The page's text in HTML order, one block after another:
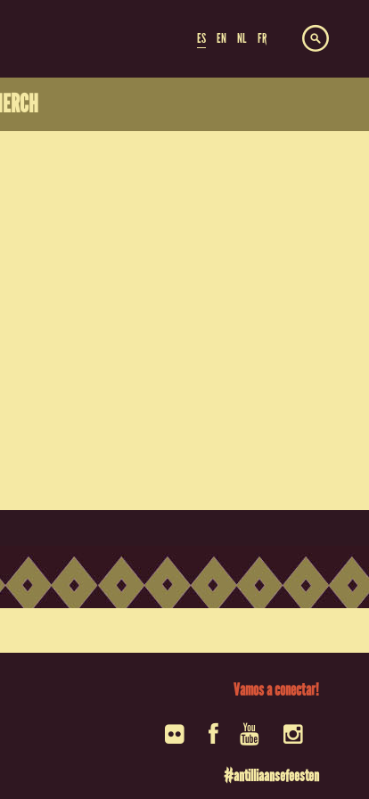
ES EN NL FR
Vamos a conectar!
#antilliaansefeesten